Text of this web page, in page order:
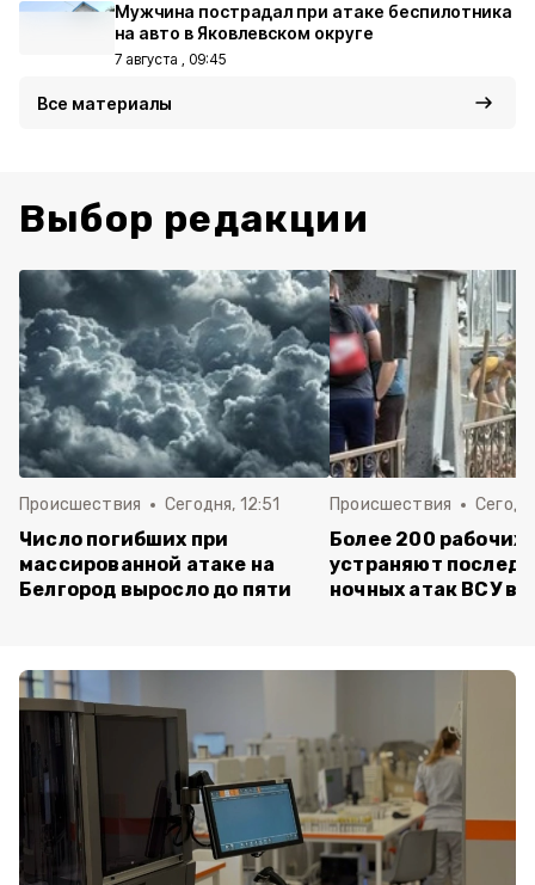
Мужчина пострадал при атаке беспилотника
на авто в Яковлевском округе
7 августа , 09:45
Все материалы
Выбор редакции
Происшествия Сегодня, 12:51
Число погибших при
массированной атаке на
Белгород выросло до пяти
Происшествия
Более 200 рабочих
устраняют
ночных атак ВСУ в